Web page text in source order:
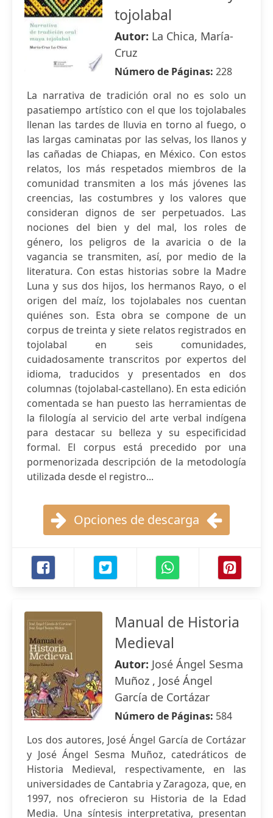
tojolabal
Autor: La Chica, María-
Cruz
Número de Páginas: 228
La narrativa de tradición oral no es solo un
pasatiempo artístico con el que los tojolabales
llenan las tardes de lluvia en torno al fuego, o
las largas caminatas por las selvas, los llanos y
las cañadas de Chiapas, en México. Con estos
relatos, los más respetados miembros de la
comunidad transmiten a los más jóvenes las
creencias, las costumbres y los valores que
consideran dignos de ser perpetuados. Las
nociones del bien y del mal, los roles de
género, los peligros de la avaricia o de la
vagancia se transmiten, así, por medio de la
literatura. Con estas historias sobre la Madre
Luna y sus dos hijos, los hermanos Rayo, o el
origen del maíz, los tojolabales nos cuentan
quiénes son. Esta obra se compone de un
corpus de treinta y siete relatos registrados en
tojolabal en seis comunidades,
cuidadosamente transcritos por expertos del
idioma, traducidos y presentados en dos
columnas (tojolabal-castellano). En esta edición
comentada se han puesto las herramientas de
la filología al servicio del arte verbal indígena
para destacar su belleza y su especificidad
formal. El corpus está precedido por una
pormenorizada descripción de la metodología
utilizada desde el registro...
Opciones de descarga
Manual de Historia
Medieval
Autor: José Ángel Sesma
Muñoz , José Ángel
García de Cortázar
Número de Páginas: 584
Los dos autores, José Ángel García de Cortázar
y José Ángel Sesma Muñoz, catedráticos de
Historia Medieval, respectivamente, en las
universidades de Cantabria y Zaragoza, que, en
1997, nos ofrecieron su Historia de la Edad
Media. Una síntesis interpretativa, presentan